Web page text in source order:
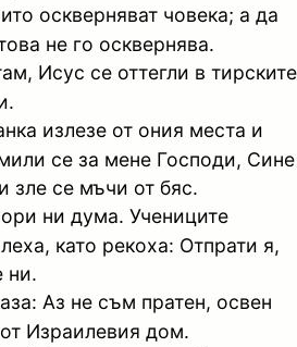
оскверняват човека; а да
не го осквернява.
Исус се оттегли в тирските
излезе от ония места и
се за мене Господи, Сине
се мъчи от бяс.
ни дума. Учениците
като рекоха: Отпрати я,
ни.
Аз не съм пратен, освен
Израилевия дом.